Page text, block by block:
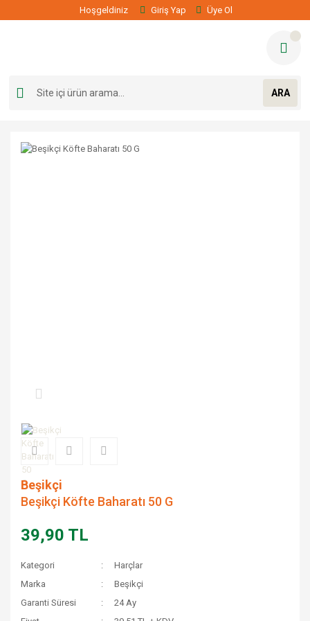
Hoşgeldiniz Giriş Yap Üye Ol
ARA
Beşikçi
Beşikçi Köfte Baharatı 50 G
39,90 TL
Kategori
Harçlar
Marka
Beşikçi
Garanti Süresi
24 Ay